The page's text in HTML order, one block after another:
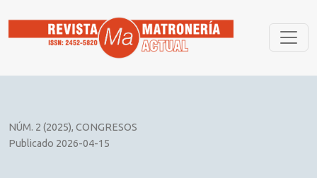
NÚM. 2 (2025), CONGRESOS
Publicado 2026-04-15